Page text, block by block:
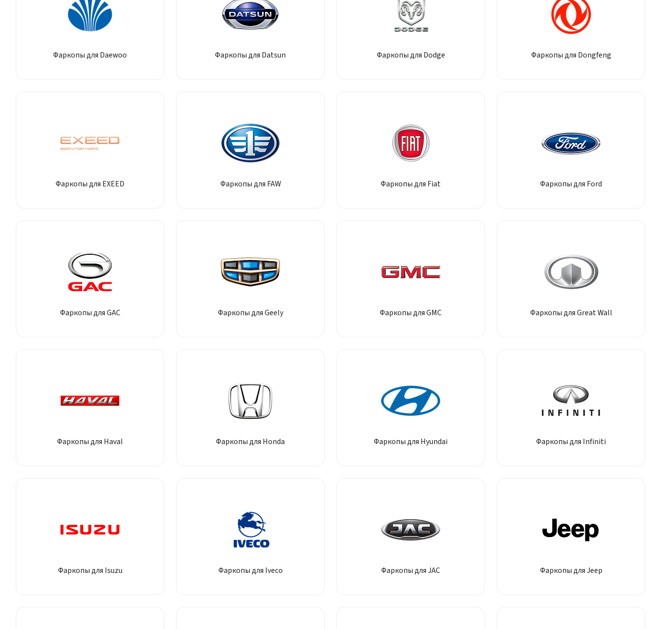
Фаркопы для Daewoo Фаркопы для Datsun Фаркопы для Dodge Фаркопы для Dongfeng
Фаркопы для EXEED Фаркопы для FAW Фаркопы для Fiat Фаркопы для Ford
Фаркопы для GAC Фаркопы для Geely Фаркопы для GMC Фаркопы для Great Wall
Фаркопы для Haval Фаркопы для Honda Фаркопы для Hyundai Фаркопы для Infiniti
Фаркопы для Isuzu Фаркопы для Iveco Фаркопы для JAC Фаркопы для Jeep